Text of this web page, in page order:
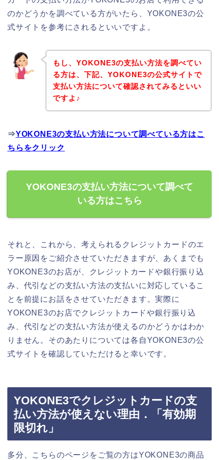
のかどうかを調べている方がいたら、YOKONE3の公
式サイトを参考にされるといいですよ。
もし、YOKONE3の支払い方法を調べてい
る方は、下記、YOKONE3の公式サイトで
支払い方法について確認されてみるといい
ですよ♪
⇒YOKONE3の支払い方法について調べている方はこ
ちらをクリック
YOKONE3の支払い方法について調べて
いる方はこちら
それと、これから、考えられるクレジットカードのエ
ラー原因をご紹介させていただきますが、あくまでも
YOKONE3のお店が、クレジットカードや銀行振り込
み、代引などの支払い方法の支払いに対応しているこ
とを前提にお話をさせていただきます。実際に
YOKONE3のお店でクレジットカードや銀行振り込
み、代引などの支払い方法が使えるのかどうかはわか
りません。そのあたりについては各自YOKONE3の公
式サイトを確認していただけると幸いです。
YOKONE3でクレジットカードの支
払い方法が使えない理由．「有効期
限切れ」
多分、こちらのページをご覧の方はYOKONE3の商品